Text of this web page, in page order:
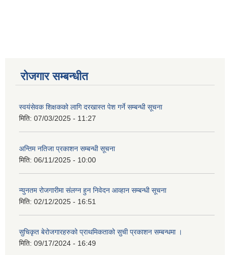
रोजगार सम्बन्धीत
स्वयंसेवक शिक्षकको लागि दरखास्त पेश गर्ने सम्बन्धी सूचना
मिति: 07/03/2025 - 11:27
अन्तिम नतिजा प्रकाशन सम्बन्धी सूचना
मिति: 06/11/2025 - 10:00
न्युनतम रोजगारीमा संलग्न हुन निवेदन आव्हान सम्बन्धी सूचना
मिति: 02/12/2025 - 16:51
सुचिकृत बेरोजगारहरुको प्राथमिकताको सुची प्रकाशन सम्बन्धमा ।
मिति: 09/17/2024 - 16:49